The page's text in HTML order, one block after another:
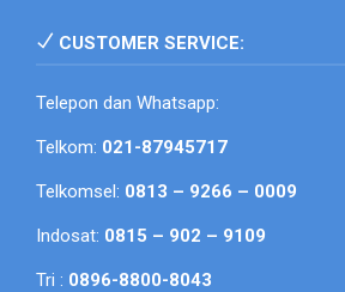
CUSTOMER SERVICE:
Telepon dan Whatsapp:
Telkom: 021-87945717
Telkomsel: 0813 – 9266 – 0009
Indosat: 0815 – 902 – 9109
Tri : 0896-8800-8043